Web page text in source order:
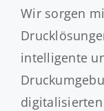
Wir sorgen
intelligente